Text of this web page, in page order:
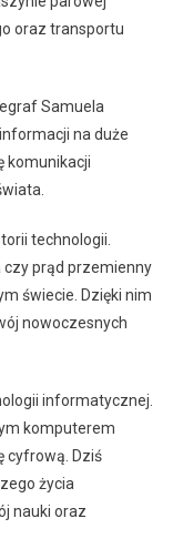
oraz transportu
Samuela
na duże
komunikacji
technologii.
czy prąd przemienny
świecie. Dzięki nim
nowoczesnych
informatycznej.
komputerem
cyfrową. Dziś
życia
nauki oraz